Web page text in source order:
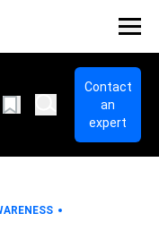
Contact
an
expert